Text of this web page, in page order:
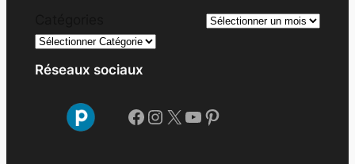
A
v
Réseaux sociaux
Facebook Instagram X YouTube Pinterest